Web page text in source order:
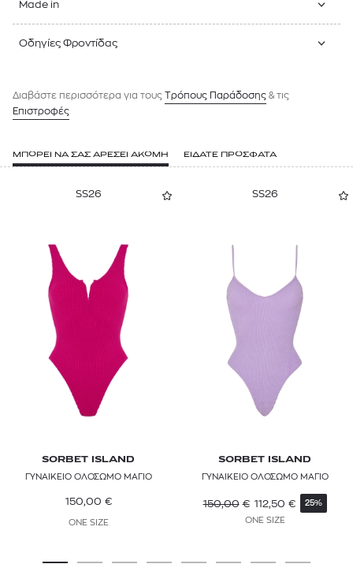
Made in
Οδηγίες Φροντίδας
Διαβάστε περισσότερα για τους Tρόπους Παράδοσης & τις
Επιστροφές
ΜΠΟΡΕΙ ΝΑ ΣΑΣ ΑΡΕΣΕΙ ΑΚΟΜΗ ΕΙΔΑΤΕ ΠΡΟΣΦΑΤΑ
SS26
SORBET ISLAND
ΓΥΝΑΙΚΕΙΟ ΟΛΟΣΩΜΟ ΜΑΓΙΟ
150,00 €
ONE SIZE
SS26
SORBET ISLAND
ΓΥΝΑΙΚΕΙΟ ΟΛΟΣΩΜΟ ΜΑΓΙΟ
150,00 € 112,50 € 25%
ONE SIZE